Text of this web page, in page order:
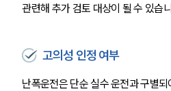
관련해 추가 검토 대상이 될 수 있습
고의성 인정 여부
난폭운전은 단순 실수 운전과 구별되